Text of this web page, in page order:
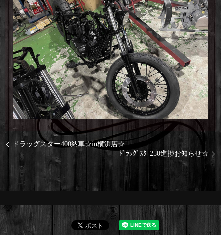
ドラッグスター400納車☆in横浜店☆
ﾄﾞﾗｯｸﾞｽﾀｰ250進捗お知らせ☆